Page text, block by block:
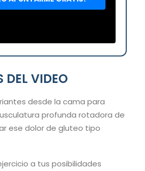
DEL VIDEO
desde la cama para
profunda rotadora de
ese dolor de gluteo tipo
a tus posibilidades